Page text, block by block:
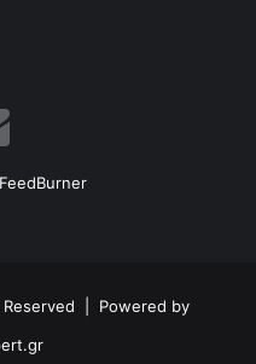
Reserved | Powered by